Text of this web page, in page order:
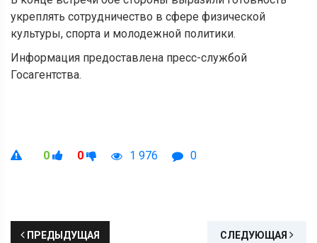
укреплять сотрудничество в сфере физической
культуры, спорта и молодежной политики.
Информация предоставлена пресс-службой
Госагентства.
0 0 1 976 0
ПРЕДЫДУЩАЯ СЛЕДУЮЩАЯ